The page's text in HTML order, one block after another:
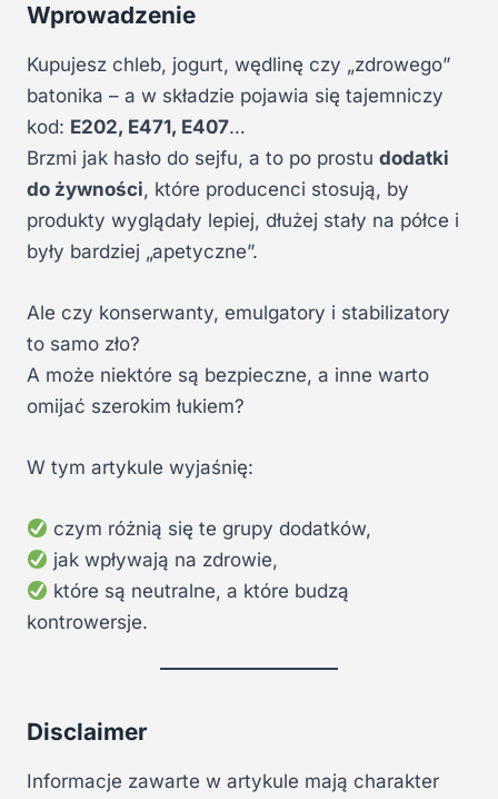
Wprowadzenie
Kupujesz chleb, jogurt, wędlinę czy „zdrowego”
batonika – a w składzie pojawia się tajemniczy
kod: E202, E471, E407…
Brzmi jak hasło do sejfu, a to po prostu dodatki
do żywności, które producenci stosują, by
produkty wyglądały lepiej, dłużej stały na półce i
były bardziej „apetyczne”.
Ale czy konserwanty, emulgatory i stabilizatory
to samo zło?
A może niektóre są bezpieczne, a inne warto
omijać szerokim łukiem?
W tym artykule wyjaśnię:
czym różnią się te grupy dodatków,
jak wpływają na zdrowie,
które są neutralne, a które budzą
kontrowersje.
Disclaimer
Informacje zawarte w artykule mają charakter